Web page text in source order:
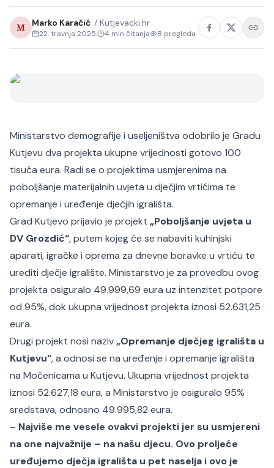
M Marko Karačić / Kutjevacki.hr
22. travnja 2025. 4 min čitanja 8 pregleda
Ministarstvo demografije i useljeništva odobrilo je Gradu
Kutjevu dva projekta ukupne vrijednosti gotovo 100
tisuća eura. Radi se o projektima usmjerenima na
poboljšanje materijalnih uvjeta u dječjim vrtićima te
opremanje i uređenje dječjih igrališta.
Grad Kutjevo prijavio je projekt „Poboljšanje uvjeta u
DV Grozdić“, putem kojeg će se nabaviti kuhinjski
aparati, igračke i oprema za dnevne boravke u vrtiću te
urediti dječje igralište. Ministarstvo je za provedbu ovog
projekta osiguralo 49.999,69 eura uz intenzitet potpore
od 95%, dok ukupna vrijednost projekta iznosi 52.631,25
eura.
Drugi projekt nosi naziv „Opremanje dječjeg igrališta u
Kutjevu“, a odnosi se na uređenje i opremanje igrališta
na Močenicama u Kutjevu. Ukupna vrijednost projekta
iznosi 52.627,18 eura, a Ministarstvo je osiguralo 95%
sredstava, odnosno 49.995,82 eura.
– Najviše me vesele ovakvi projekti jer su usmjereni
na one najvažnije – na našu djecu. Ovo proljeće
uređujemo dječja igrališta u pet naselja i ovo je